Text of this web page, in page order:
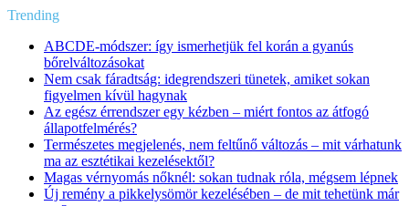
Trending
ABCDE‑módszer: így ismerhetjük fel korán a gyanús
bőrelváltozásokat
Nem csak fáradtság: idegrendszeri tünetek, amiket sokan
figyelmen kívül hagynak
Az egész érrendszer egy kézben – miért fontos az átfogó
állapotfelmérés?
Természetes megjelenés, nem feltűnő változás – mit várhatunk
ma az esztétikai kezelésektől?
Magas vérnyomás nőknél: sokan tudnak róla, mégsem lépnek
Új remény a pikkelysömör kezelésében – de mit tehetünk már